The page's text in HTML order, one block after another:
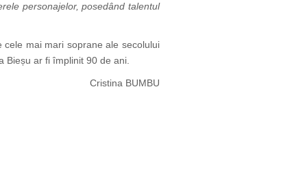
personajelor, posedând talentul
mai mari soprane ale secolului
Bieșu ar fi împlinit 90 de ani.
Cristina BUMBU